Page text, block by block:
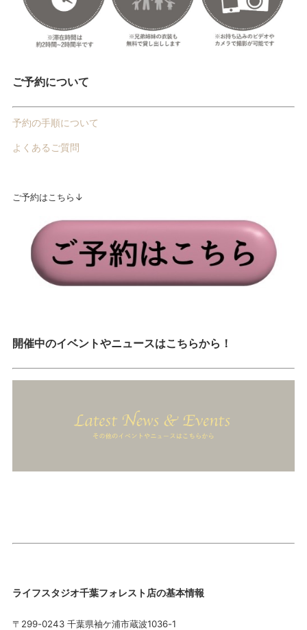
ご予約について
予約の手順について
よくあるご質問
ご予約はこちら↓
開催中のイベントやニュースはこちらから！
ライフスタジオ千葉フォレスト店の基本情報
〒299-0243 千葉県袖ケ浦市蔵波1036-1